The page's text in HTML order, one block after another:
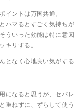
イントは万国共通。
ハマるとすごく気持ち
ういった効能は特に意
キリする。
となく心地良い気がする
になると思うが、セパ
重ねずに、ずらして使う